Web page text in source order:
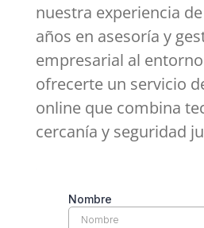
nuestra experiencia
años en asesoría y
empresarial al
ofrecerte un servicio
online que combina
cercanía y seguridad